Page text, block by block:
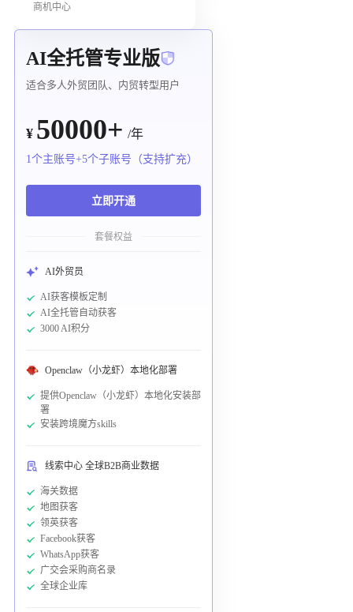
商机中心
AI全托管专业版
适合多人外贸团队、内贸转型用户
¥ 50000+ /年
1个主账号+5个子账号（支持扩充）
立即开通
套餐权益
AI外贸员
AI获客模板定制
AI全托管自动获客
3000 AI积分
Openclaw（小龙虾）本地化部署
提供Openclaw（小龙虾）本地化安装部
署
安装跨境魔方skills
线索中心 全球B2B商业数据
海关数据
地图获客
领英获客
Facebook获客
WhatsApp获客
广交会采购商名录
全球企业库